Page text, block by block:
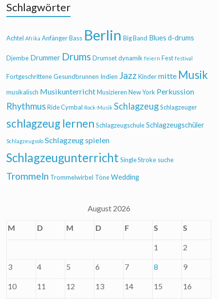
Schlagwörter
Achtel Afrika Anfänger Bass Berlin Big Band Blues d-drums
Djembe Drummer Drums Drumset dynamik feiern Fest festival
Fortgeschrittene Gesundbrunnen Indien Jazz Kinder mitte Musik
musikalisch Musikunterricht Musizieren New York Perkussion
Rhythmus Ride Cymbal Rock-Musik Schlagzeug Schlagzeuger
schlagzeug lernen Schlagzeugschule Schlagzeugschüler
Schlagzeugsolo Schlagzeug spielen
Schlagzeugunterricht Single Stroke suche
Trommeln Trommelwirbel Töne Wedding
August 2026
M D M D F S S
1 2
3 4 5 6 7 8 9
10 11 12 13 14 15 16